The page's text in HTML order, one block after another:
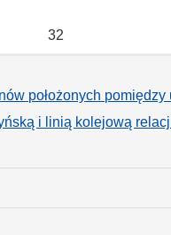
32
położonych pomiędzy
i linią kolejową